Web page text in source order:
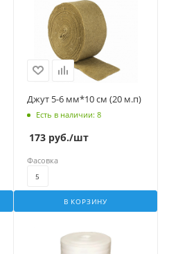
Джут 5-6 мм*10 см (20 м.п)
Есть в наличии: 8
173 руб./шт
В КОРЗИНУ
Фасовка
5